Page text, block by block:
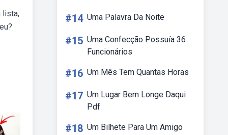
lista,
#14 Uma Palavra Da Noite
#15 Uma Confecção Possuía 36
Funcionários
#16 Um Mês Tem Quantas Horas
#17 Um Lugar Bem Longe Daqui
Pdf
#18 Um Bilhete Para Um Amigo